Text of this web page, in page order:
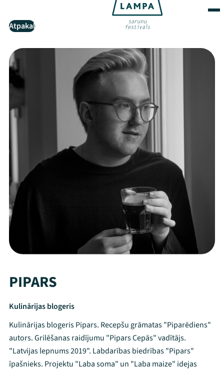
Atpakaļ
PIPARS
Kulinārijas blogeris
Kulinārijas blogeris Pipars. Recepšu grāmatas "Piparēdiens"
autors. Grilēšanas raidījumu "Pipars Cepās" vadītājs.
"Latvijas lepnums 2019". Labdarības biedrības "Pipars"
īpašnieks. Projektu "Laba soma" un "Laba maize" idejas